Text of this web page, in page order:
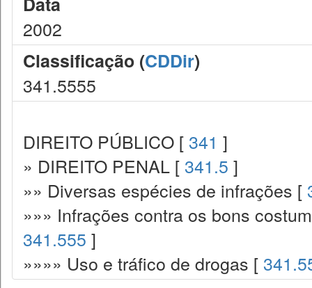
2002
Classificação (CDDir)
341.5555
DIREITO PÚBLICO [ 341 ]
» DIREITO PENAL [ 341.5 ]
»» Diversas espécies de infrações [
»»» Infrações contra os bons
341.555 ]
»»»» Uso e tráfico de drogas [